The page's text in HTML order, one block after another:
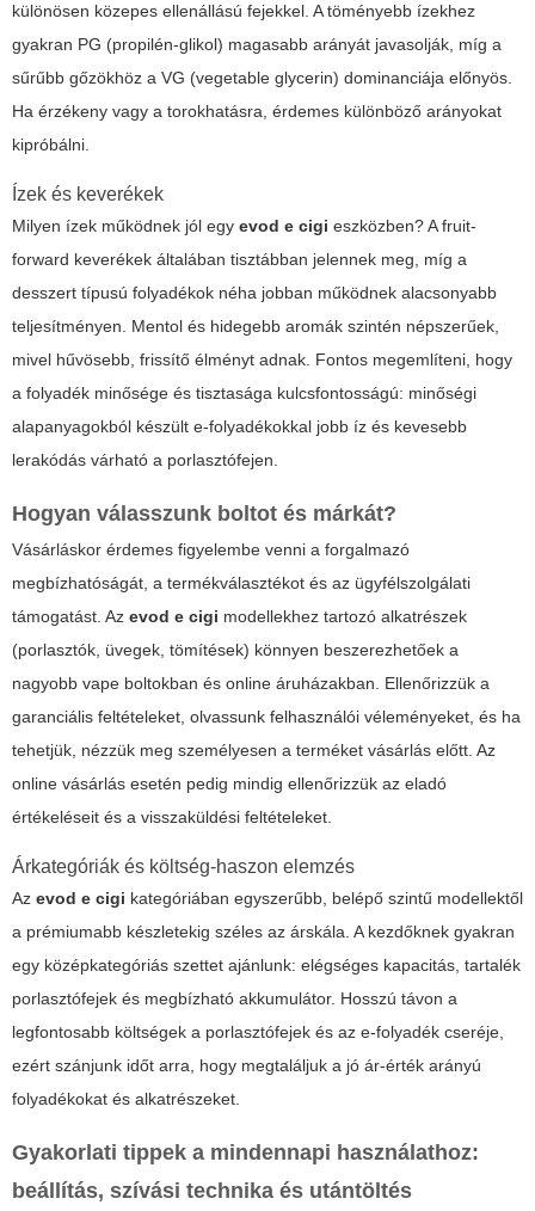
különösen közepes ellenállású fejekkel. A töményebb ízekhez
gyakran PG (propilén-glikol) magasabb arányát javasolják, míg a
sűrűbb gőzökhöz a VG (vegetable glycerin) dominanciája előnyös.
Ha érzékeny vagy a torokhatásra, érdemes különböző arányokat
kipróbálni.
Ízek és keverékek
Milyen ízek működnek jól egy evod e cigi eszközben? A fruit-
forward keverékek általában tisztábban jelennek meg, míg a
desszert típusú folyadékok néha jobban működnek alacsonyabb
teljesítményen. Mentol és hidegebb aromák szintén népszerűek,
mivel hűvösebb, frissítő élményt adnak. Fontos megemlíteni, hogy
a folyadék minősége és tisztasága kulcsfontosságú: minőségi
alapanyagokból készült e-folyadékokkal jobb íz és kevesebb
lerakódás várható a porlasztófejen.
Hogyan válasszunk boltot és márkát?
Vásárláskor érdemes figyelembe venni a forgalmazó
megbízhatóságát, a termékválasztékot és az ügyfélszolgálati
támogatást. Az evod e cigi modellekhez tartozó alkatrészek
(porlasztók, üvegek, tömítések) könnyen beszerezhetőek a
nagyobb vape boltokban és online áruházakban. Ellenőrizzük a
garanciális feltételeket, olvassunk felhasználói véleményeket, és ha
tehetjük, nézzük meg személyesen a terméket vásárlás előtt. Az
online vásárlás esetén pedig mindig ellenőrizzük az eladó
értékeléseit és a visszaküldési feltételeket.
Árkategóriák és költség-haszon elemzés
Az evod e cigi kategóriában egyszerűbb, belépő szintű modellektől
a prémiumabb készletekig széles az árskála. A kezdőknek gyakran
egy középkategóriás szettet ajánlunk: elégséges kapacitás, tartalék
porlasztófejek és megbízható akkumulátor. Hosszú távon a
legfontosabb költségek a porlasztófejek és az e-folyadék cseréje,
ezért szánjunk időt arra, hogy megtaláljuk a jó ár-érték arányú
folyadékokat és alkatrészeket.
Gyakorlati tippek a mindennapi használathoz:
beállítás, szívási technika és utántöltés